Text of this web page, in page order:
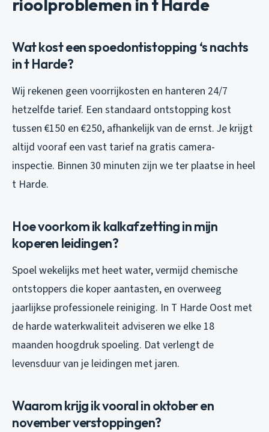
rioolproblemen in t Harde
Wat kost een spoedontistopping ‘s nachts
in t Harde?
Wij rekenen geen voorrijkosten en hanteren 24/7
hetzelfde tarief. Een standaard ontstopping kost
tussen €150 en €250, afhankelijk van de ernst. Je krijgt
altijd vooraf een vast tarief na gratis camera-
inspectie. Binnen 30 minuten zijn we ter plaatse in heel
t Harde.
Hoe voorkom ik kalkafzetting in mijn
koperen leidingen?
Spoel wekelijks met heet water, vermijd chemische
ontstoppers die koper aantasten, en overweeg
jaarlijkse professionele reiniging. In T Harde Oost met
de harde waterkwaliteit adviseren we elke 18
maanden hoogdruk spoeling. Dat verlengt de
levensduur van je leidingen met jaren.
Waarom krijg ik vooral in oktober en
november verstoppingen?